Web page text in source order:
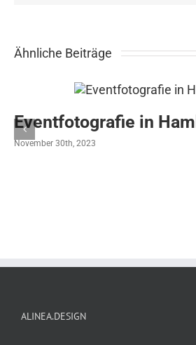
Ähnliche Beiträge
Eventfotografie in
November 30th, 2023
ALINEA.DESIGN